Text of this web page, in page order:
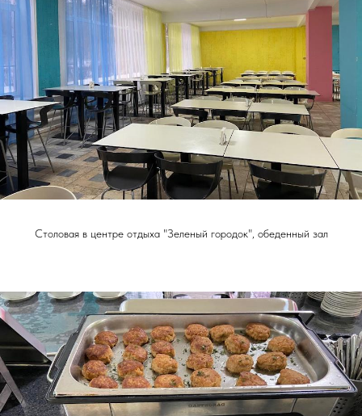
Столовая в центре отдыха "Зеленый городок", обеденный зал